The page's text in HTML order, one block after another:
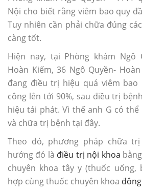
Nội cho biết rằng viêm bao quy
Tuy nhiên cần phải chữa đúng
càng tốt.
Hiện nay, tại Phòng khám Ngô
Hoàn Kiếm, 36 Ngô Quyền-
đang điều trị hiệu quả viêm
công lên tới 90%, sau điều trị
hiệu tái phát. Vì thế anh G có
và chữa trị bệnh tại đây.
Theo đó, phương pháp chữa
hướng đó là điều trị nội khoa
chuyên khoa tây y (thuốc uống,
hợp cùng thuốc chuyên khoa